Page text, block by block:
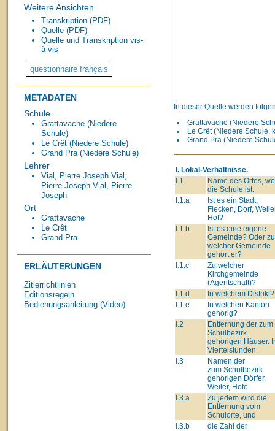
Weitere Ansichten
Transkription (PDF)
Quelle (PDF)
Quelle und Transkription vis-
à-vis
METADATEN
Schule
Grattavache (Niedere
Schule)
Le Crêt (Niedere Schule)
Grand Pra (Niedere Schule)
Lehrer
Vial, Pierre Joseph Vial,
Pierre Joseph Vial, Pierre
Joseph
Ort
Grattavache
Le Crêt
Grand Pra
ERLÄUTERUNGEN
Zitierrichtlinien
Editionsregeln
Bedienungsanleitung (Video)
In dieser Quelle werden
Grattavache (Niedere
Le Crêt (Niedere Schule,
Grand Pra (Niedere
I. Lokal-Verhältnisse.
I.1
Name des Ortes, wo
die Schule ist.
I.1.a
Ist es ein Stadt,
Flecken, Dorf,
Hof?
I.1.b
Ist es eine eigene
Gemeinde? Oder zu
welcher Gemeinde
gehört er?
I.1.c
Zu welcher
Kirchgemeinde
(Agentschaft)?
I.1.d
In welchem Distrikt?
I.1.e
In welchen Kanton
gehörig?
I.2
Entfernung der zum
Schulbezirk
gehörigen Häuser.
Viertelstunden.
I.3
Namen der
zum Schulbezirk
gehörigen Dörfer,
Weiler, Höfe.
I.3.a
Zu jedem wird die
Entfernung vom
Schulorte, und
I.3.b
die Zahl der